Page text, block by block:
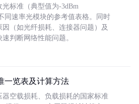
标准（典型值为-3dBm
同速率光模块的参考值表格。同时
（如光纤损耗、连接器问题）及
判断网络性能问题。
一览表及计算方法
空载损耗、负载损耗的国家标准